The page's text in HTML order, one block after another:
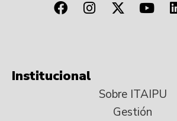
Institucional
Sobre ITAIPU
Gestión